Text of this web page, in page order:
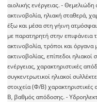
αιολικής ενέργειας. - Θεμελιώδη
ακτινοβολία, ηλιακή σταθερά,
έξω και μέσα στη γήινη
με παρατηρητή στην επιφάνεια
ακτινοβολία, τρόποι και
ακτινοβολίας, επίπεδοι ηλιακοί
ενέργειας, χαρακτηριστικές
συγκεντρωτικοί ηλιακοί
στοιχεία (Φ/Β)
Β, βαθμός απόδοσης. -